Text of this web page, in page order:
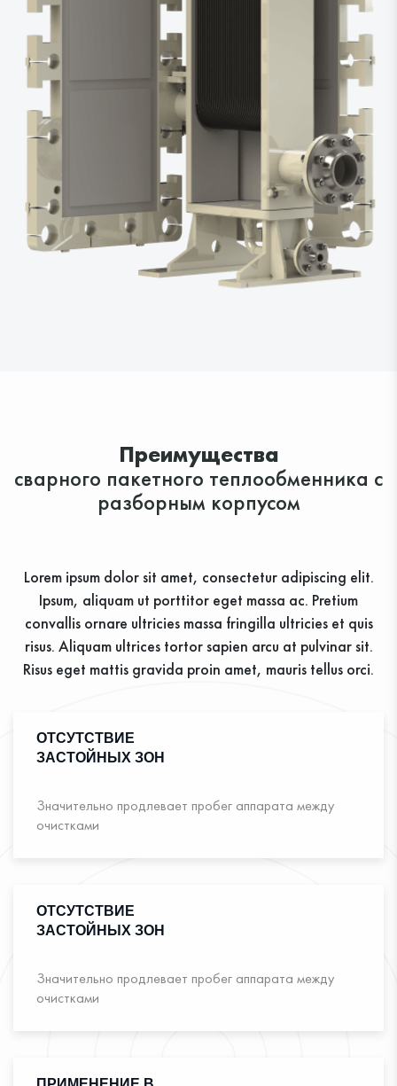
Преимущества
сварного пакетного теплообменника с
разборным корпусом
Lorem ipsum dolor sit amet, consectetur adipiscing elit.
Ipsum, aliquam ut porttitor eget massa ac. Pretium
convallis ornare ultricies massa fringilla ultricies et quis
risus. Aliquam ultrices tortor sapien arcu at pulvinar sit.
Risus eget mattis gravida proin amet, mauris tellus orci.
ОТСУТСТВИЕ
ЗАСТОЙНЫХ ЗОН
Значительно продлевает пробег аппарата между
очистками
ОТСУТСТВИЕ
ЗАСТОЙНЫХ ЗОН
Значительно продлевает пробег аппарата между
очистками